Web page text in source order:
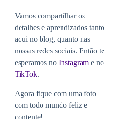
Vamos compartilhar os
detalhes e aprendizados tanto
aqui no blog, quanto nas
nossas redes sociais. Então te
esperamos no Instagrame no
TikTok.
Agora fique com uma foto
com todo mundo feliz e
contente!